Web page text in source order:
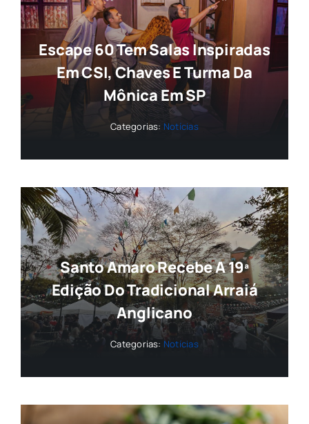
Escape 60 Tem Salas Inspiradas
Em CSI, Chaves E Turma Da
Mônica Em SP
Categorias: Notícias
Santo Amaro Recebe A 19ª
Edição Do Tradicional Arraiá
Anglicano
Categorias: Notícias